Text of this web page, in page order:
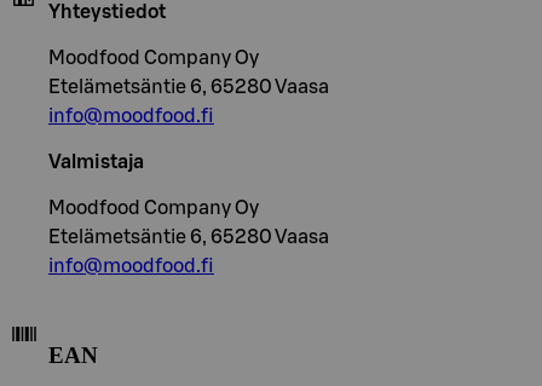
Yhteystiedot
Moodfood Company Oy
Etelämetsäntie 6, 65280 Vaasa
info@moodfood.fi
Valmistaja
Moodfood Company Oy
Etelämetsäntie 6, 65280 Vaasa
info@moodfood.fi
EAN